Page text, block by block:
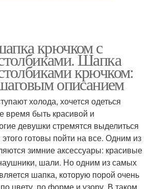
крючком с
Шапка
крючком:
описанием
холода, хочется одеться
время быть красивой и
девушки стремятся выделиться
готовы пойти на все. Одним из
зимние аксессуары: красивые
шали. Но одним из самых
шапка, которую порой очень
цвету, по форме и узору. В таком